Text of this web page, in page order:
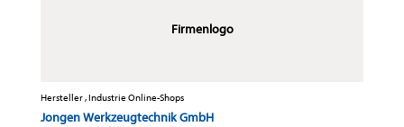
Firmenlogo
Hersteller , Industrie Online-Shops
Jongen Werkzeugtechnik GmbH